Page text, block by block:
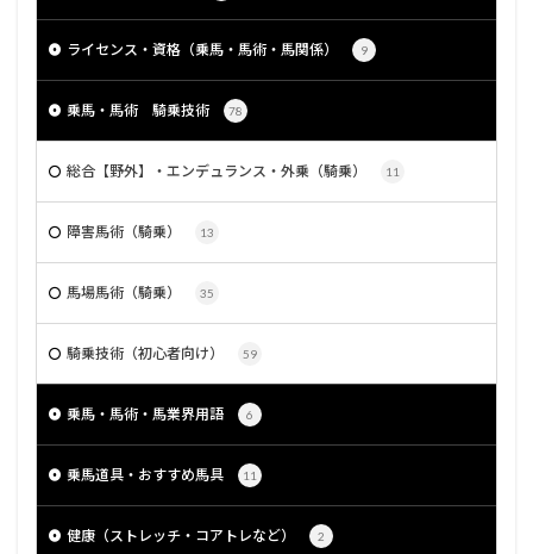
ライセンス・資格（乗馬・馬術・馬関係） 9
乗馬・馬術 騎乗技術 78
総合【野外】・エンデュランス・外乗（騎乗） 11
障害馬術（騎乗） 13
馬場馬術（騎乗） 35
騎乗技術（初心者向け） 59
乗馬・馬術・馬業界用語 6
乗馬道具・おすすめ馬具 11
健康（ストレッチ・コアトレなど） 2